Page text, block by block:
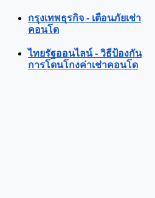
กรุงเทพธุรกิจ - เตือนภัยเช่า
คอนโด
ไทยรัฐออนไลน์ - วิธีป้องกัน
การโดนโกงค่าเช่าคอนโด